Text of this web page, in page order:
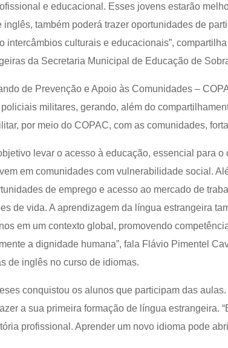
e educacional. Esses jovens estarão
também poderá trazer oportunidades de
intercâmbios culturais e educacionais”,
da Secretaria Municipal de Educação de
de Prevenção e Apoio às Comunidades –
militares, gerando, além do
por meio do COPAC, com as comunidades,
levar o acesso à educação, essencial para
em comunidades com vulnerabilidade social.
de emprego e acesso ao mercado de
de vida. A aprendizagem da língua estrangeira
em um contexto global, promovendo
a dignidade humana”, fala Flávio Pimentel
de inglês no curso de idiomas.
conquistou os alunos que participam das
a sua primeira formação de língua estrangeira.
profissional. Aprender um novo idioma pode